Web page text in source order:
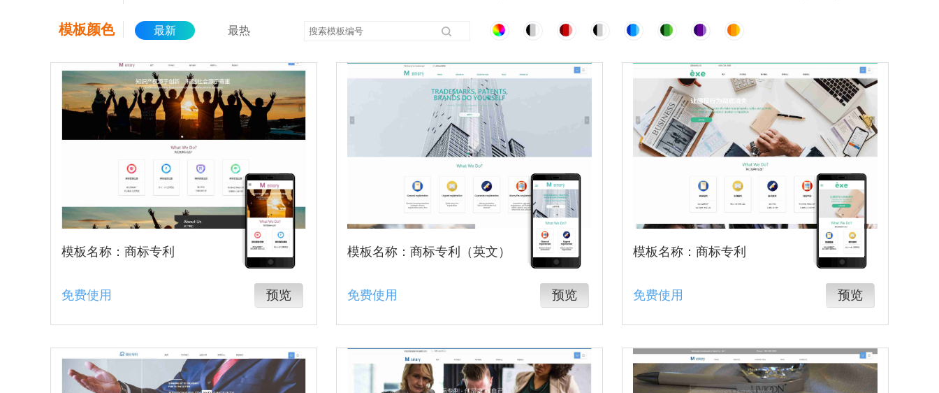
模板颜色 最新 最热
模板名称：商标专利
免费使用 预览
模板名称：商标专利（英文）
免费使用 预览
模板名称：商标专利
免费使用 预览